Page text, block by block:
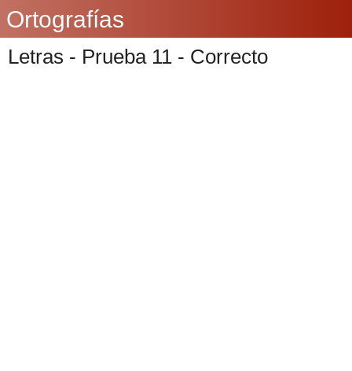
Ortografías
Letras - Prueba 11 - Correcto